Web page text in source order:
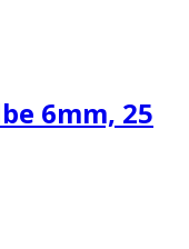
6mm, 25